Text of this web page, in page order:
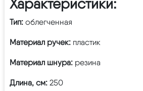
Характеристики:
Тип: облегченная
Материал ручек: пластик
Материал шнура: резина
Длина, см: 250